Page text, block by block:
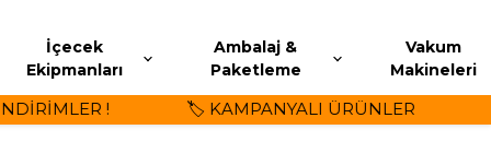
İçecek
Ekipmanları
Ambalaj &
Paketleme
Vakum
Makineleri
! 🏷️ KAMPANYALI ÜRÜNLER